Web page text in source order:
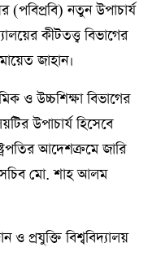
(পবিপ্রবি) নতুন উপাচার্য
কীটতত্ত্ব বিভাগের
জাহান।
ও উচ্চশিক্ষা বিভাগের
উপাচার্য হিসেবে
আদেশক্রমে জারি
সচিব মো. শাহ আলম
ও প্রযুক্তি বিশ্ববিদ্যালয়